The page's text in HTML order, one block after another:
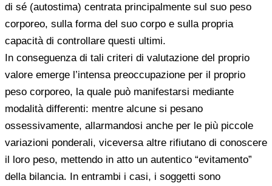
di sé (autostima) centrata principalmente sul suo peso
corporeo, sulla forma del suo corpo e sulla propria
capacità di controllare questi ultimi.
In conseguenza di tali criteri di valutazione del proprio
valore emerge l’intensa preoccupazione per il proprio
peso corporeo, la quale può manifestarsi mediante
modalità differenti: mentre alcune si pesano
ossessivamente, allarmandosi anche per le più piccole
variazioni ponderali, viceversa altre rifiutano di conoscere
il loro peso, mettendo in atto un autentico “evitamento”
della bilancia. In entrambi i casi, i soggetti sono